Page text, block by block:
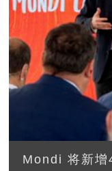
Mondi 将新增